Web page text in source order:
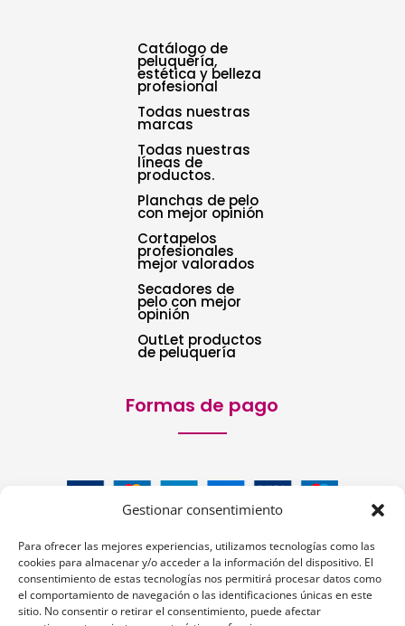
Gestionar consentimiento
Para ofrecer las mejores experiencias, utilizamos tecnologías como las
cookies para almacenar y/o acceder a la información del dispositivo. El
consentimiento de estas tecnologías nos permitirá procesar datos como
el comportamiento de navegación o las identificaciones únicas en este
sitio. No consentir o retirar el consentimiento, puede afectar
Catálogo de
peluquería,
estética y belleza
profesional
Todas nuestras
marcas
Todas nuestras
líneas de
productos.
Planchas de pelo
con mejor opinión
Cortapelos
profesionales
mejor valorados
Secadores de
pelo con mejor
opinión
OutLet productos
de peluquería
Formas de pago
Siguenos: